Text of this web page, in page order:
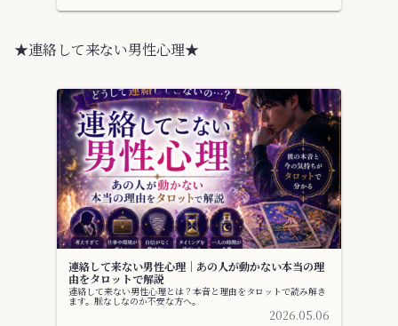
★連絡して来ない男性心理★
連絡して来ない男性心理｜あの人が動かない本当の理
由をタロットで解説
連絡して来ない男性心理とは？本音と理由をタロットで読み解き
ます。脈なしなのか不安な方へ。
2026.05.06